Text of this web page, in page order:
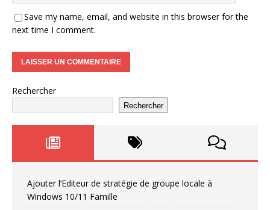
Save my name, email, and website in this browser for the
next time I comment.
Rechercher
Rechercher
Ajouter l’Editeur de stratégie de groupe locale à
Windows 10/11 Famille